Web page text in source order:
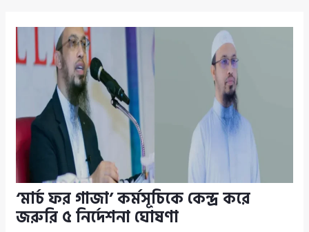
‘মার্চ ফর গাজা’ কর্মসূচিকে কেন্দ্র করে
জরুরি ৫ নির্দেশনা ঘোষণা